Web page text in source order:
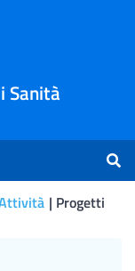
Sanità
Progetti